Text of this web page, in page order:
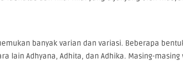
banyak varian dan variasi. Beberapa
lain Adhyana, Adhita, dan Adhika. Masing-masing